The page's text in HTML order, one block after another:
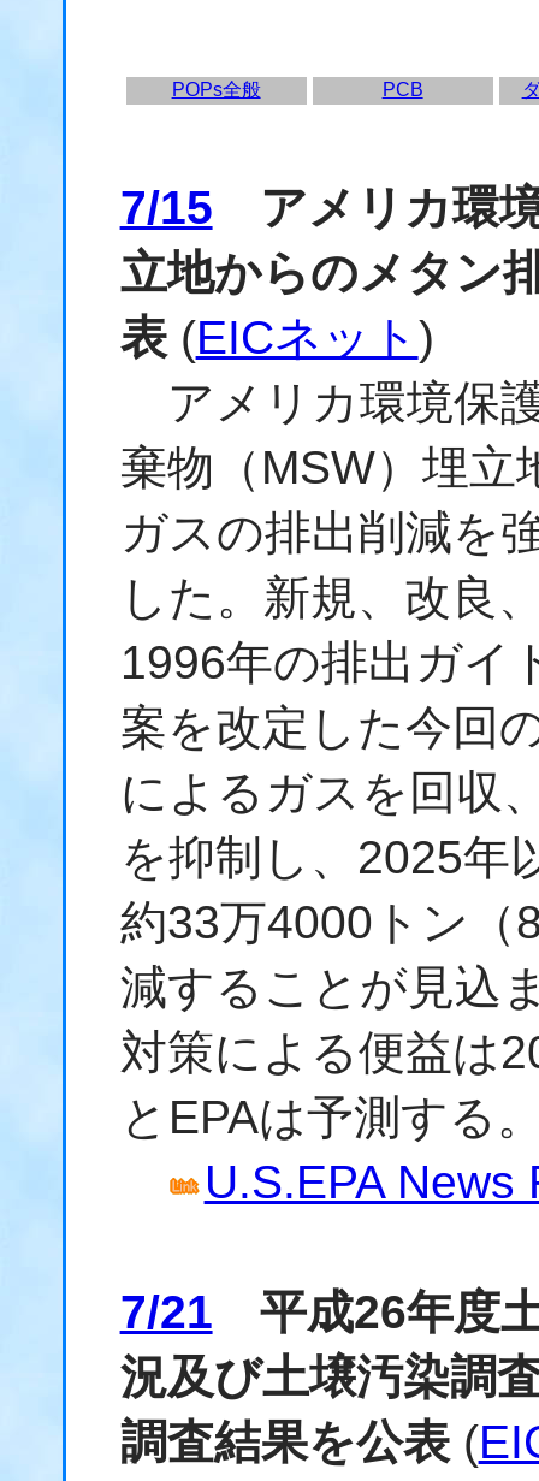
POPs全般 PCB
7/15 アメリカ環
立地からのメタン
表(EICネット )
アメリカ環境保
棄物（MSW）埋
ガスの排出削減を
した。新規、改良
1996年の排出ガイ
案を改定した今回
によるガスを回収
を抑制し、2025年
約33万4000トン（
減することが見込
対策による便益は
とEPAは予測する
U.S.EPA News
7/21 平成26年度
況及び土壌汚染調
調査結果を公表(